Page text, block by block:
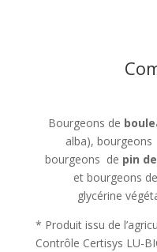
Bourgeons de
alba),
bourgeons de pin
et bourgeons de
glycérine
* Produit issu de
Contrôle Certisys LU-